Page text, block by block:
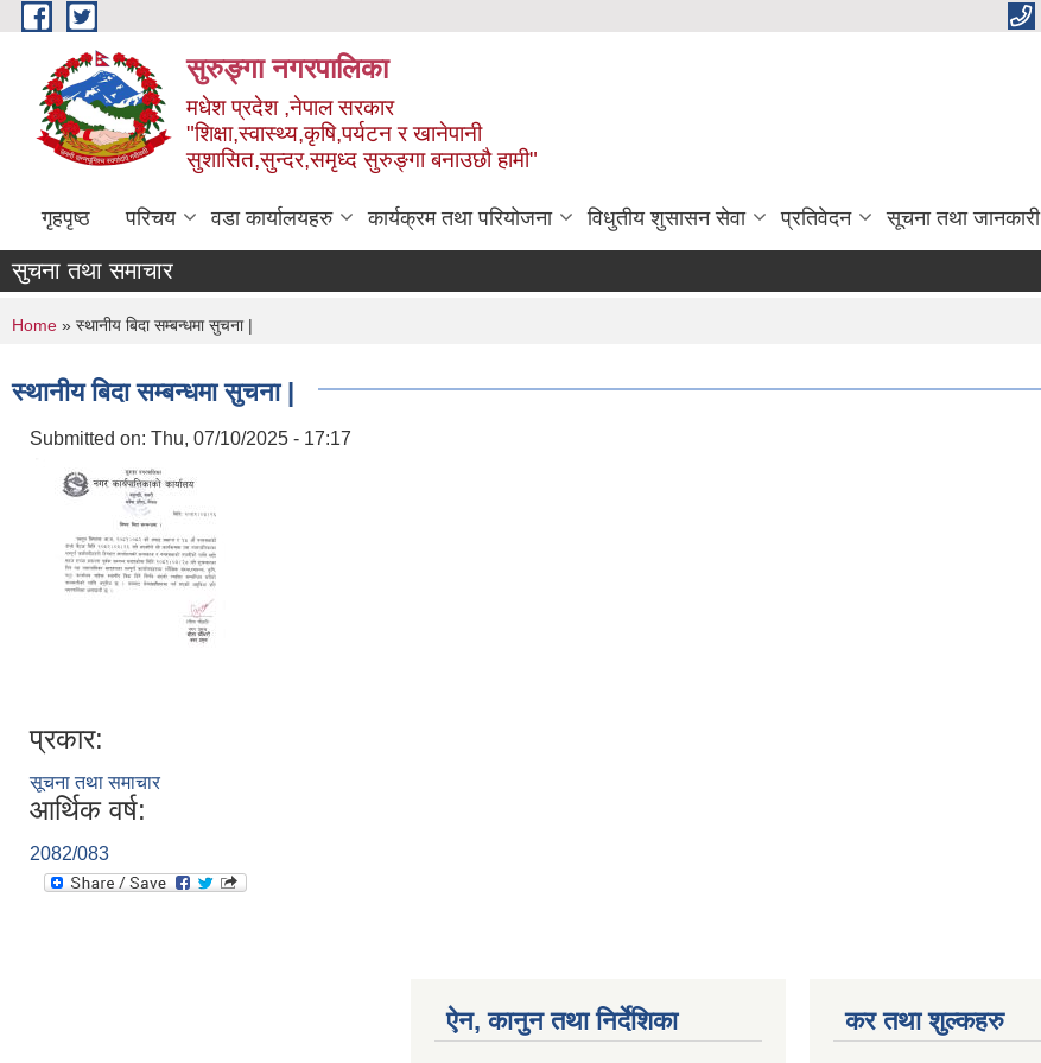
Skip to main content
सुरुङ्‍गा नगरपालिका
मधेश प्रदेश ,नेपाल सरकार
"शिक्षा,स्वास्थ्य,कृषि,पर्यटन र खानेपानी
सुशासित,सुन्दर,समृध्द सुरुङ्गा बनाउछौ हामी"
गृहपृष्ठ परिचय वडा कार्यालयहरु कार्यक्रम तथा परियोजना विधुतीय शुसासन सेवा प्रतिवेदन सूचना तथा जानकारी
सुचना तथा समाचार
You are here
Home » स्थानीय बिदा सम्बन्धमा सुचना |
स्थानीय बिदा सम्बन्धमा सुचना |
Submitted on: Thu, 07/10/2025 - 17:17
प्रकार:
सूचना तथा समाचार
आर्थिक वर्ष:
2082/083
ऐन, कानुन तथा निर्देशिका कर तथा शुल्कहरु